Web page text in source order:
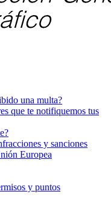
una multa?
que te notifiquemos tus
y sanciones
Europea
y puntos